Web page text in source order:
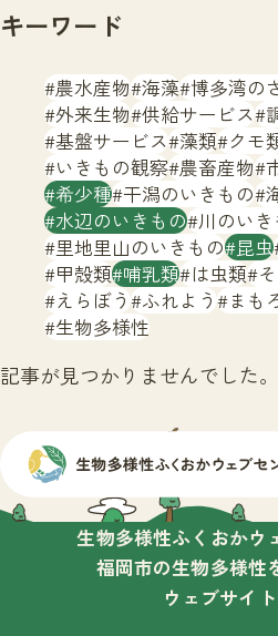
生物多様性ふくおかウェ
サイトマッ
キーワード
農水産物 海藻 博多湾の
外来生物 供給サービス
基盤サービス 藻類 クモ
いきもの観察 農畜産物
希少種 干潟のいきもの
水辺のいきもの 川のい
里地里山のいきもの 昆虫
甲殻類 哺乳類 は虫類
えらぼう ふれよう まも
生物多様性
記事が見つかりませんでした。
生物多様性ふくおかウ
福岡市の生物多様性
ウェブサイト